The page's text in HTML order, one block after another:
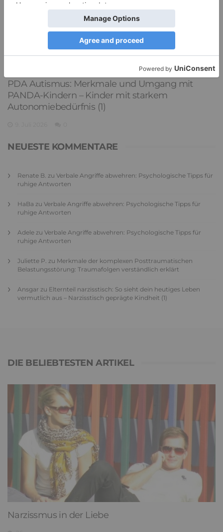
PDA Autismus: Merkmale und Umgang mit
PANDA-Kindern – Kinder mit starkem
Autonomiebedürfnis (1)
NEUESTE KOMMENTARE
Renate B. zu Verbale Angriffe abwehren: Psychologische Tipps für
ruhige Antworten
HaBa zu Verbale Angriffe abwehren: Psychologische Tipps für
ruhige Antworten
Adele zu Verbale Angriffe abwehren: Psychologische Tipps für
ruhige Antworten
Juliette P. zu Merkmale der komplexen Posttraumatischen
Belastungsstörung: Traumafolgen verständlich erklärt
Ansgar zu Elternteil narzisstisch: So sieht dein heutiges Leben
vermutlich aus – Narzisstisch geprägte Kindheit (1)
DIE BELIEBTESTEN ARTIKEL
Narzissmus in der Liebe